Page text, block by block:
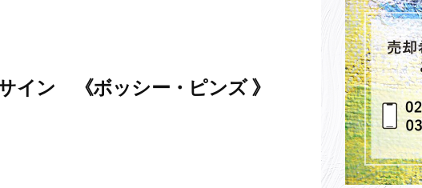
ン 《ボッシー・ピンズ 》